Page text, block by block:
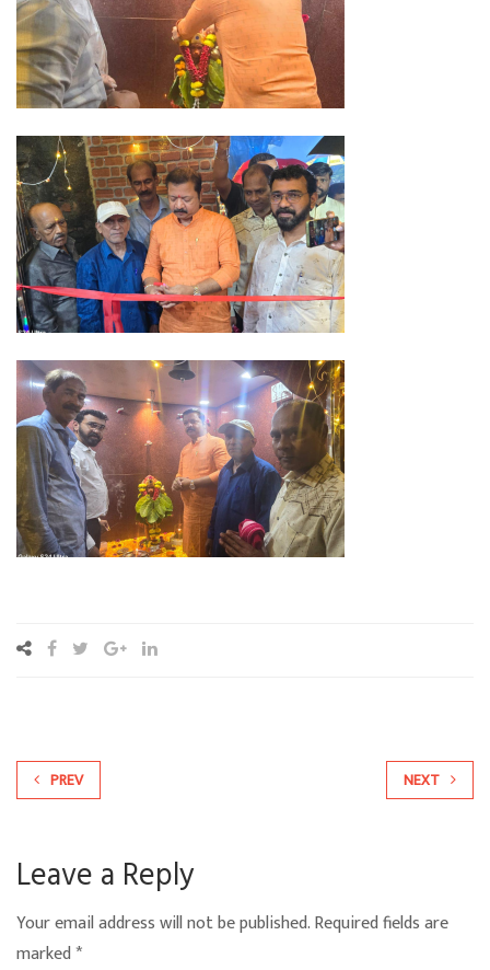
PREV NEXT
Leave a Reply
Your email address will not be published.Required fields are
marked*